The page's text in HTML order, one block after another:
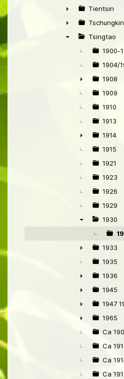
►
►
Tientsin
►
Tsingtao
1900-
1904/
►
1908
1909
1910
1913
►
1914
1915
1921
1923
1926
1929
1930
►
1933
1935
►
1936
►
1945
►
1947
►
1965
Ca
Ca
Ca
Ca